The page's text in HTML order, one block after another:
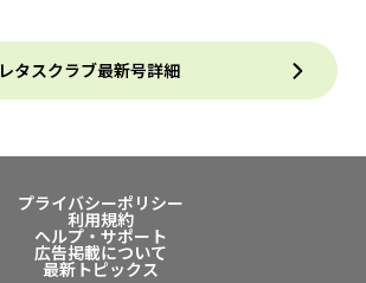
レタスクラブ最新号詳細
プライバシーポリシー
利用規約
ヘルプ・サポート
広告掲載について
最新トピックス